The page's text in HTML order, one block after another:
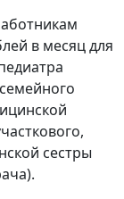
в месяц для
сестры